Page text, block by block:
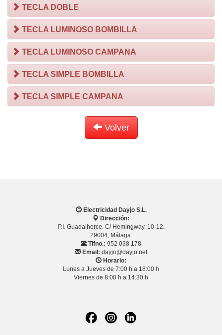
TECLA DOBLE
TECLA LUMINOSO BOMBILLA
TECLA LUMINOSO CAMPANA
TECLA SIMPLE BOMBILLA
TECLA SIMPLE CAMPANA
Volver
Electricidad Dayjo S.L.
Dirección:
P.I. Guadalhorce. C/ Hemingway, 10-12.
29004, Málaga.
Tlfno.: 952 038 178
Email: dayjo@dayjo.net
Horario:
Lunes a Jueves de 7:00 h a 18:00 h
Viernes de 8:00 h a 14:30 h